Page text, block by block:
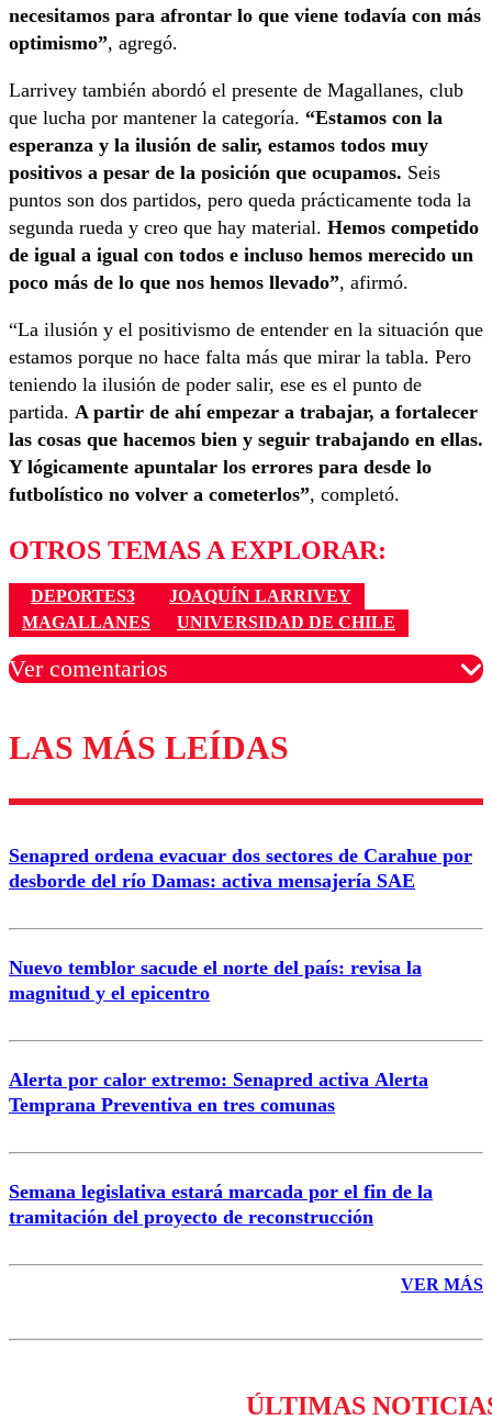
necesitamos para afrontar lo que viene todavía con más
optimismo”, agregó.
Larrivey también abordó el presente de Magallanes, club
que lucha por mantener la categoría. “Estamos con la
esperanza y la ilusión de salir, estamos todos muy
positivos a pesar de la posición que ocupamos. Seis
puntos son dos partidos, pero queda prácticamente toda la
segunda rueda y creo que hay material. Hemos competido
de igual a igual con todos e incluso hemos merecido un
poco más de lo que nos hemos llevado”, afirmó.
“La ilusión y el positivismo de entender en la situación que
estamos porque no hace falta más que mirar la tabla. Pero
teniendo la ilusión de poder salir, ese es el punto de
partida. A partir de ahí empezar a trabajar, a fortalecer
las cosas que hacemos bien y seguir trabajando en ellas.
Y lógicamente apuntalar los errores para desde lo
futbolístico no volver a cometerlos”, completó.
OTROS TEMAS A EXPLORAR:
DEPORTES3
JOAQUÍN LARRIVEY
MAGALLANES
UNIVERSIDAD DE CHILE
Ver comentarios
Los comentarios son moderados para garantizar un
diálogo respetuoso.
Nombre
Correo
LAS MÁS LEÍDAS
Senapred ordena evacuar dos sectores de Carahue por
desborde del río Damas: activa mensajería SAE
Nuevo temblor sacude el norte del país: revisa la
magnitud y el epicentro
Alerta por calor extremo: Senapred activa Alerta
Temprana Preventiva en tres comunas
Semana legislativa estará marcada por el fin de la
tramitación del proyecto de reconstrucción
VER MÁS
ÚLTIMAS